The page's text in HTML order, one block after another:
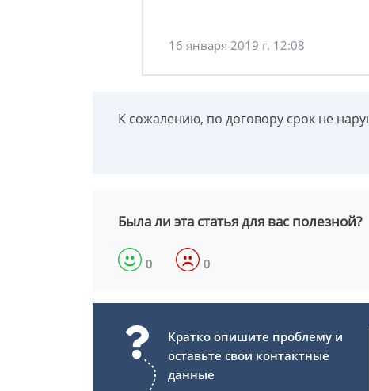
16 января 2019 г. 12:08
К сожалению, по договору срок не
Была ли эта статья для вас полезной?
0 0
Кратко опишите проблему и
оставьте свои контактные
данные